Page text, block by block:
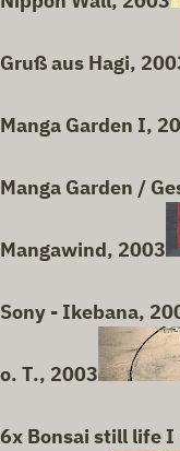
Gruß aus Hagi,
Manga Garden I,
Manga Garden /
Mangawind, 2003
Sony - Ikebana,
o. T., 2003
6x Bonsai still life I